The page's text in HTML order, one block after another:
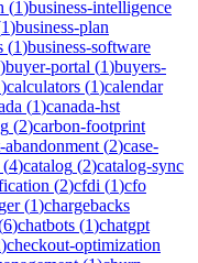
(1)business-intelligence
1)business-plan
(1)business-software
)buyer-portal (1)buyers-
)calculators (1)calendar
(1)canada-hst
(2)carbon-footprint
abandonment (2)case-
(4)catalog (2)catalog-sync
(2)cfdi (1)cfo
(1)chargebacks
6)chatbots (1)chatgpt
)checkout-optimization